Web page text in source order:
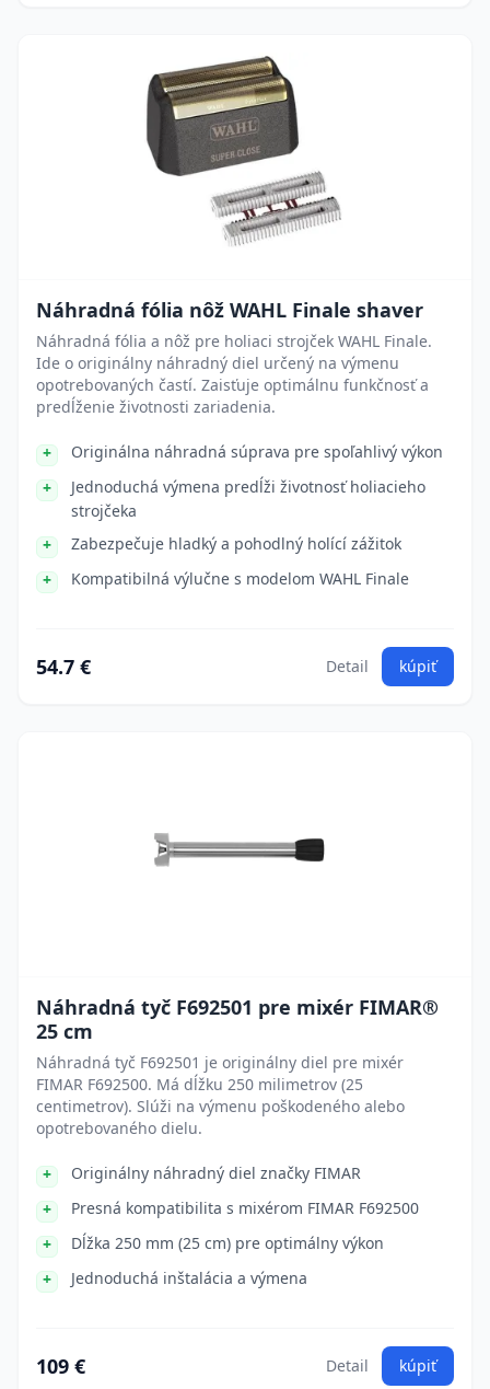
Náhradná fólia nôž WAHL Finale shaver
Náhradná fólia a nôž pre holiaci strojček WAHL Finale.
Ide o originálny náhradný diel určený na výmenu
opotrebovaných častí. Zaisťuje optimálnu funkčnosť a
predĺženie životnosti zariadenia.
Originálna náhradná súprava pre spoľahlivý výkon
Jednoduchá výmena predĺži životnosť holiacieho
strojčeka
Zabezpečuje hladký a pohodlný holící zážitok
Kompatibilná výlučne s modelom WAHL Finale
54.7 € Detail kúpiť
Náhradná tyč F692501 pre mixér FIMAR®
25 cm
Náhradná tyč F692501 je originálny diel pre mixér
FIMAR F692500. Má dĺžku 250 milimetrov (25
centimetrov). Slúži na výmenu poškodeného alebo
opotrebovaného dielu.
Originálny náhradný diel značky FIMAR
Presná kompatibilita s mixérom FIMAR F692500
Dĺžka 250 mm (25 cm) pre optimálny výkon
Jednoduchá inštalácia a výmena
109 € Detail kúpiť